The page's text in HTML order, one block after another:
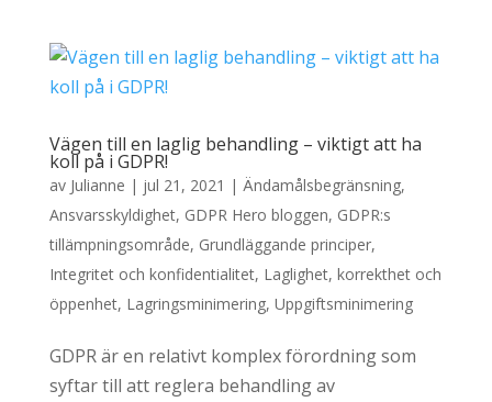
Vägen till en laglig behandling – viktigt att ha
koll på i GDPR!
av Julianne | jul 21, 2021 | Ändamålsbegränsning,
Ansvarsskyldighet, GDPR Hero bloggen, GDPR:s
tillämpningsområde, Grundläggande principer,
Integritet och konfidentialitet, Laglighet, korrekthet och
öppenhet, Lagringsminimering, Uppgiftsminimering
GDPR är en relativt komplex förordning som
syftar till att reglera behandling av